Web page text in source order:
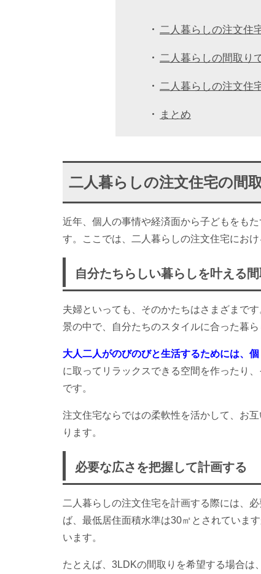
二人暮らしの注文住
二人暮らしの間取り
二人暮らしの注文住
まとめ
二人暮らしの注文住宅の間
近年、個人の事情や経済面から子どもをも
す。ここでは、二人暮らしの注文住宅にお
自分たちらしい暮らしを叶える間
夫婦といっても、そのかたちはさまざまで
景の中で、自分たちのスタイルに合った暮
大人二人がのびのびと生活するためには、
に取ってリラックスできる空間を作ったり
です。
注文住宅ならではの柔軟性を活かして、お
ります。
必要な広さを把握して計画する
二人暮らしの注文住宅を計画する際には、
ば、最低居住面積水準は30㎡とされていま
います。
たとえば、3LDKの間取りを希望する場合は